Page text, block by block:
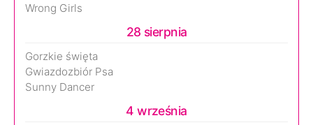
Wrong Girls
28 sierpnia
Gorzkie święta
Gwiazdozbiór Psa
Sunny Dancer
4 września